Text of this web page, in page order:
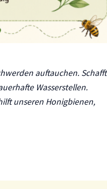
auftauchen. Schafft
Wasserstellen.
unseren Honigbienen,